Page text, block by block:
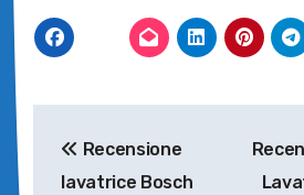
articoli
Recensione
lavatrice Bosch